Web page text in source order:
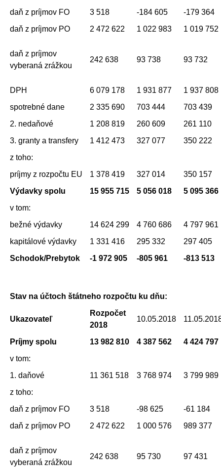
daň z príjmov FO
3 518 -184 605
-179 364
daň z príjmov PO
2 472 622 1 022 983 1 019 752
daň z príjmov
vyberaná zrážkou
242 638 93 738 93 732
DPH 6 079 178 1 931 877
1 937 808
spotrebné dane
2 335 690 703 444
703 439
2. nedaňové
1 208 819 260 609
261 110
3. granty a transfery
1 412 473 327 077
350 222
z toho:
príjmy z rozpočtu EU
1 378 419 327 014
350 157
Výdavky spolu
15 955 715 5 056 018
5 095 366
v tom:
bežné výdavky
14 624 299 4 760 686
4 797 961
kapitálové výdavky
1 331 416 295 332
297 405
Schodok/Prebytok
-1 972 905 -805 961 -813 513
Stav na účtoch štátneho rozpočtu ku dňu:
Ukazovateľ
Rozpočet
2018
10.05.2018
Príjmy spolu 13 982 810 4 387 562
4 424 797
v tom:
1. daňové
11 361 518 3 768 974
3 799 989
z toho:
daň z príjmov FO
3 518 -98 625
-61 184
daň z príjmov PO
2 472 622 1 000 576 989 377
daň z príjmov
vyberaná zrážkou
242 638 95 730 97 431